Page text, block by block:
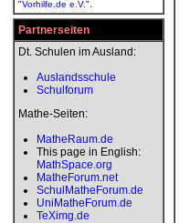
"Vorhilfe.de e.V.".
Partnerseiten
Dt. Schulen im Ausland:
Auslandsschule
Schulforum
Mathe-Seiten:
MatheRaum.de
This page in English:
MathSpace.org
MatheForum.net
SchulMatheForum.de
UniMatheForum.de
TeXimg.de